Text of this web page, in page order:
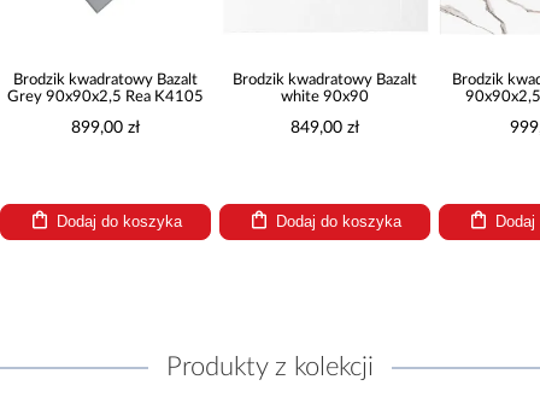
kwadratowy Bazalt
90x90x2,5 Rea K4105
899,00 zł
Dodaj do koszyka
Brodzik kwadratowy Bazalt
white 90x90
849,00 zł
Dodaj do koszyka
Brodzik
90x90x2,5
Dodaj
Produkty z kolekcji